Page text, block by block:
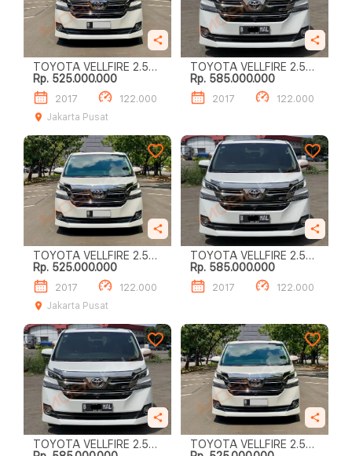
TOYOTA VELLFIRE 2.5L
G A/T
Rp. 525.000.000
2017
122.000
Jakarta Pusat
TOYOTA VELLFIRE 2.5L
G A/T
Rp. 585.000.000
2017 122.000
TOYOTA VELLFIRE 2.5L
G A/T
Rp. 525.000.000
2017
122.000
Jakarta Pusat
TOYOTA VELLFIRE 2.5L
G A/T
Rp. 585.000.000
2017 122.000
TOYOTA VELLFIRE 2.5L
TOYOTA VELLFIRE 2.5L